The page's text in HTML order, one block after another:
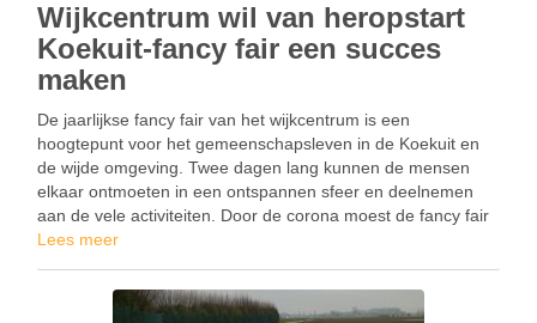
Wijkcentrum wil van heropstart
Koekuit-fancy fair een succes
maken
De jaarlijkse fancy fair van het wijkcentrum is een
hoogtepunt voor het gemeenschapsleven in de Koekuit en
de wijde omgeving. Twee dagen lang kunnen de mensen
elkaar ontmoeten in een ontspannen sfeer en deelnemen
aan de vele activiteiten. Door de corona moest de fancy fair
al twee jaar worden afgelast. …
Lees meer